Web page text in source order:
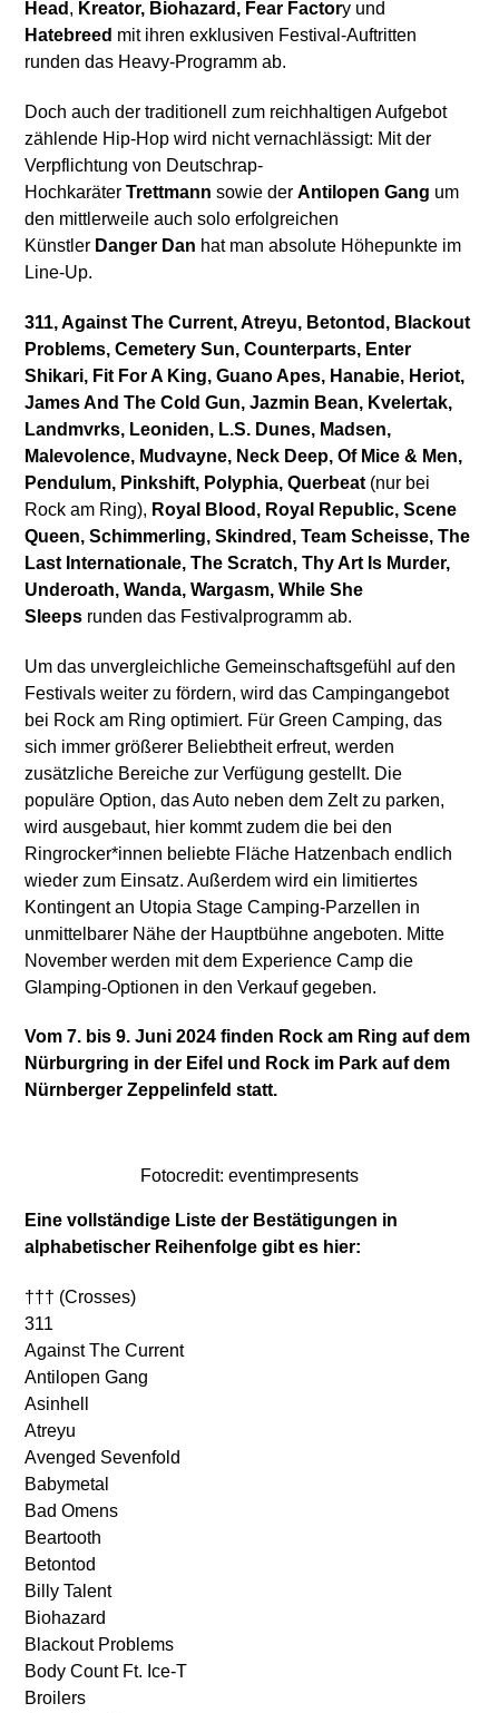
Head , Kreator, Biohazard, Fear Factory und
Hatebreed mit ihren exklusiven Festival-Auftritten
runden das Heavy-Programm ab.
Doch auch der traditionell zum reichhaltigen Aufgebot
zählende Hip-Hop wird nicht vernachlässigt: Mit der
Verpflichtung von Deutschrap-
HochkaräterTrettmann sowie derAntilopen Gang um
den mittlerweile auch solo erfolgreichen
Künstler Danger Dan hat man absolute Höhepunkte im
Line-Up.
311, Against The Current, Atreyu, Betontod, Blackout
Problems, Cemetery Sun, Counterparts, Enter
Shikari, Fit For A King, Guano Apes, Hanabie, Heriot,
James And The Cold Gun, Jazmin Bean, Kvelertak,
Landmvrks, Leoniden, L.S. Dunes, Madsen,
Malevolence, Mudvayne, Neck Deep, Of Mice & Men,
Pendulum, Pinkshift, Polyphia, Querbeat (nur bei
Rock am Ring), Royal Blood, Royal Republic, Scene
Queen, Schimmerling, Skindred, Team Scheisse, The
Last Internationale, The Scratch, Thy Art Is Murder,
Underoath, Wanda, Wargasm, While She
Sleeps runden das Festivalprogramm ab.
Um das unvergleichliche Gemeinschaftsgefühl auf den
Festivals weiter zu fördern, wird das Campingangebot
bei Rock am Ring optimiert. Für Green Camping, das
sich immer größerer Beliebtheit erfreut, werden
zusätzliche Bereiche zur Verfügung gestellt. Die
populäre Option, das Auto neben dem Zelt zu parken,
wird ausgebaut, hier kommt zudem die bei den
Ringrocker*innen beliebte Fläche Hatzenbach endlich
wieder zum Einsatz. Außerdem wird ein limitiertes
Kontingent an Utopia Stage Camping-Parzellen in
unmittelbarer Nähe der Hauptbühne angeboten. Mitte
November werden mit dem Experience Camp die
Glamping-Optionen in den Verkauf gegeben.
Vom 7. bis 9. Juni 2024 finden Rock am Ring auf dem
Nürburgring in der Eifel und Rock im Park auf dem
Nürnberger Zeppelinfeld statt.
Fotocredit: eventimpresents
Eine vollständige Liste der Bestätigungen in
alphabetischer Reihenfolge gibt es hier:
††† (Crosses)
311
Against The Current
Antilopen Gang
Asinhell
Atreyu
Avenged Sevenfold
Babymetal
Bad Omens
Beartooth
Betontod
Billy Talent
Biohazard
Blackout Problems
Body Count Ft. Ice-T
Broilers